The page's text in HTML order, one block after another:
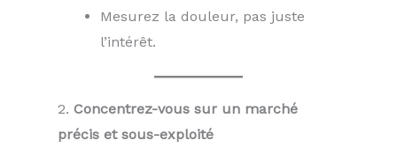
Mesurez la douleur, pas juste
l’intérêt.
2. Concentrez-vous sur un marché
précis et sous-exploité